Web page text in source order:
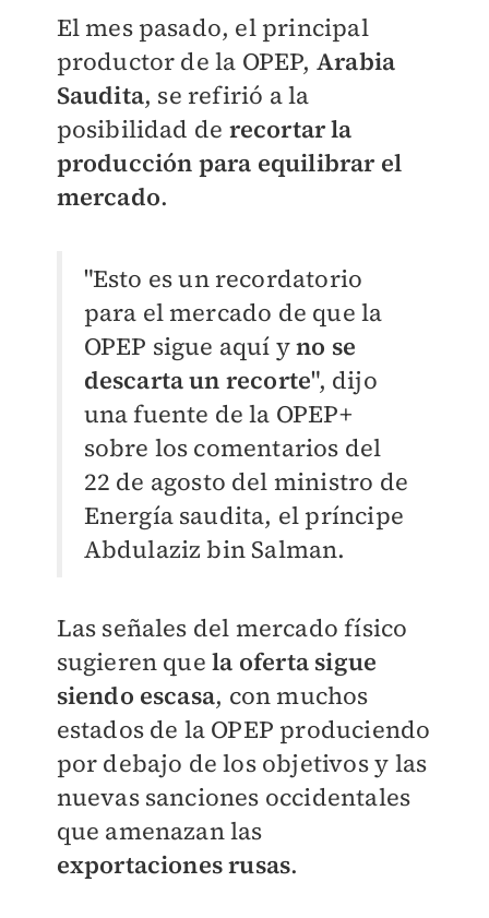
El mes pasado, el principal
productor de la OPEP, Arabia
Saudita, se refirió a la
posibilidad de recortar la
producción para equilibrar el
mercado.
"Esto es un recordatorio
para el mercado de que la
OPEP sigue aquí yno se
descarta un recorte", dijo
una fuente de la OPEP+
sobre los comentarios del
22 de agosto del ministro de
Energía saudita, el príncipe
Abdulaziz bin Salman.
Las señales del mercado físico
sugieren quela oferta sigue
siendo escasa, con muchos
estados de la OPEP produciendo
por debajo de los objetivos y las
nuevas sanciones occidentales
que amenazan las
exportaciones rusas.